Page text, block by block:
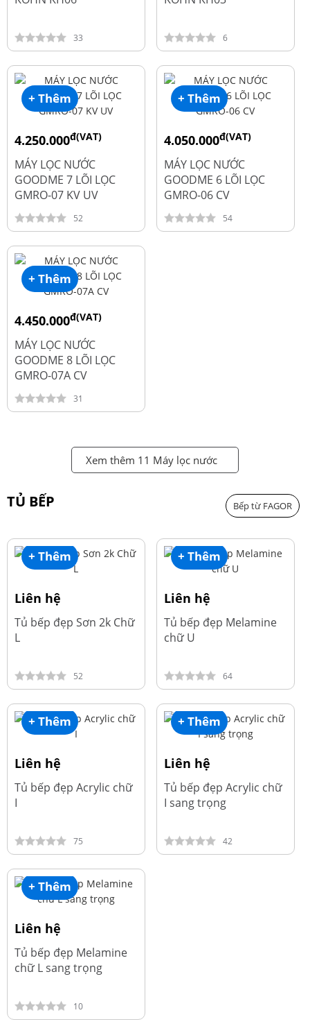
33 6
+ Thêm
4.250.000đ(VAT)
6.050.000
MÁY LỌC NƯỚC
GOODME 7 LÕI LỌC
GMRO-07 KV UV
52
+ Thêm
4.050.000đ(VAT)
5.250.000
MÁY LỌC NƯỚC
GOODME 6 LÕI LỌC
GMRO-06 CV
54
+ Thêm
4.450.000đ(VAT)
6.250.000
MÁY LỌC NƯỚC
GOODME 8 LÕI LỌC
GMRO-07A CV
31
Xem thêm 11 Máy lọc nước
TỦ BẾP Bếp từ FAGOR
+ Thêm
Liên hệ
Tủ bếp đẹp Sơn 2k Chữ
L
52
+ Thêm
Liên hệ
Tủ bếp đẹp Melamine
chữ U
64
+ Thêm
Liên hệ
Tủ bếp đẹp Acrylic chữ
I
75
+ Thêm
Liên hệ
Tủ bếp đẹp Acrylic chữ
I sang trọng
42
+ Thêm
Liên hệ
Tủ bếp đẹp Melamine
chữ L sang trọng
10